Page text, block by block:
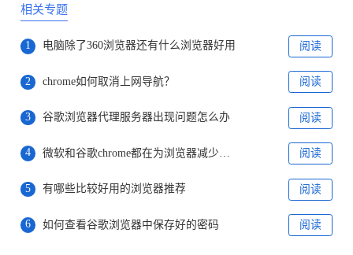
相关专题
1 电脑除了360浏览器还有什么浏览器好用 阅读
2 chrome如何取消上网导航？ 阅读
3 谷歌浏览器代理服务器出现问题怎么办 阅读
4 阅读
5 有哪些比较好用的浏览器推荐 阅读
6 如何查看谷歌浏览器中保存好的密码 阅读